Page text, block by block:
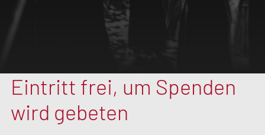
Eintritt frei, um Spenden
wird gebeten